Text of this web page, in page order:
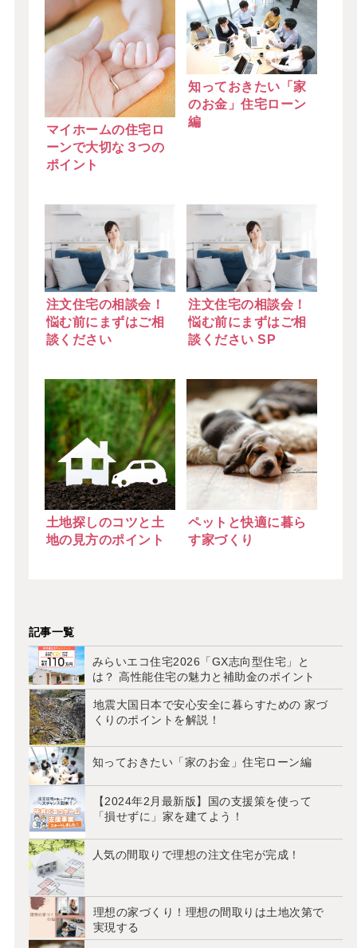
マイホームの住宅ロ
ーンで大切な３つの
ポイント
知っておきたい「家
のお金」住宅ローン
編
注文住宅の相談会！
悩む前にまずはご相
談ください
注文住宅の相談会！
悩む前にまずはご相
談ください SP
土地探しのコツと土
地の見方のポイント
ペットと快適に暮ら
す家づくり
記事一覧
みらいエコ住宅2026「GX志向型住宅」と
は？ 高性能住宅の魅力と補助金のポイント
地震大国日本で安心安全に暮らすための 家づ
くりのポイントを解説！
知っておきたい「家のお金」住宅ローン編
【2024年2月最新版】国の支援策を使って
「損せずに」家を建てよう！
人気の間取りで理想の注文住宅が完成！
理想の家づくり！理想の間取りは土地次第で
実現する